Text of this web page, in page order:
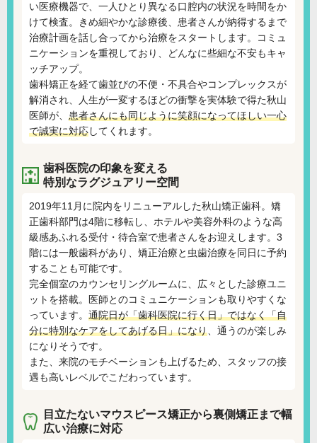
い医療機器で、一人ひとり異なる口腔内の状況を時間をか
けて検査。きめ細やかな診療後、患者さんが納得するまで
治療計画を話し合ってから治療をスタートします。コミュ
ニケーションを重視しており、どんなに些細な不安もキャ
ッチアップ。
歯科矯正を経て歯並びの不便・不具合やコンプレックスが
解消され、人生が一変するほどの衝撃を実体験で得た秋山
医師が、 患者さんにも同じように笑顔になってほしい一心
で誠実に対応してくれます。
歯科医院の印象を変える
特別なラグジュアリー空間
2019年11月に院内をリニューアルした秋山矯正歯科。矯
正歯科部門は4階に移転し、ホテルや美容外科のような高
級感あふれる受付・待合室で患者さんをお迎えします。3
階には一般歯科があり、矯正治療と虫歯治療を同日に予約
することも可能です。
完全個室のカウンセリングルームに、広々とした診療ユニ
ットを搭載。医師とのコミュニケーションも取りやすくな
っています。 通院日が「歯科医院に行く日」ではなく「自
分に特別なケアをしてあげる日」になり 、通うのが楽しみ
になりそうです。
また、来院のモチベーションも上げるため、スタッフの接
遇も高いレベルでこだわっています。
目立たないマウスピース矯正から裏側矯正まで幅
広い治療に対応